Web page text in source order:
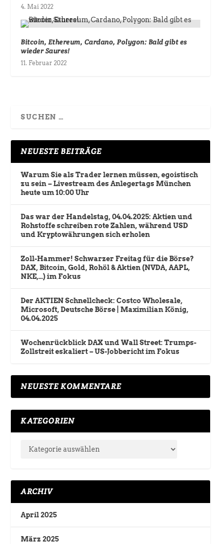
4. Mai 2022
Bitcoin, Ethereum, Cardano, Polygon: Bald gibt es
wieder Saures!
11. Februar 2022
NEUESTE BEITRÄGE
Warum Sie als Trader lernen müssen, egoistisch
zu sein – Livestream des Anlegertags München
heute um 10:00 Uhr
Das war der Handelstag, 04.04.2025: Aktien und
Rohstoffe schreiben rote Zahlen, während USD
und Kryptowährungen sich erholen
Zoll-Hammer! Schwarzer Freitag für die Börse?
DAX, Bitcoin, Gold, Rohöl & Aktien (NVDA, AAPL,
NKE,…) im Fokus
Der AKTIEN Schnellcheck: Costco Wholesale,
Microsoft, Deutsche Börse | Maximilian König,
04.04.2025
Wochenrückblick DAX und Wall Street: Trumps-
Zollstreit eskaliert – US-Jobbericht im Fokus
NEUESTE KOMMENTARE
KATEGORIEN
ARCHIV
April 2025
März 2025